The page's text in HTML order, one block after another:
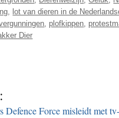
, lot van dieren in de
, plofkippen,
Dier
Defence Force misleidt met